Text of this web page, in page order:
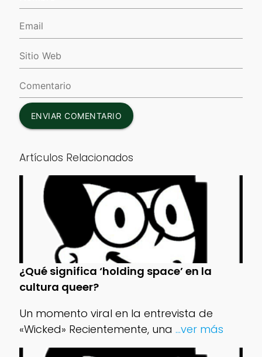
ENVIAR COMENTARIO
Artículos Relacionados
¿Qué significa ‘holding space’ en la
cultura queer?
Un momento viral en la entrevista de
«Wicked» Recientemente, una ...ver más